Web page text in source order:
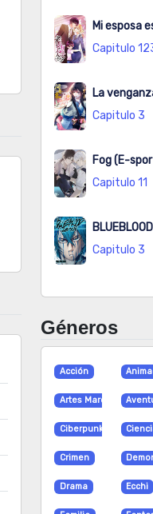
Mi esposa
Capitulo
La
Capitulo 3
Fog (E-
Capitulo 11
Capitulo 3
Géneros
Acción
Artes Marciales
Ciberpunk
Crimen
Drama Ecchi